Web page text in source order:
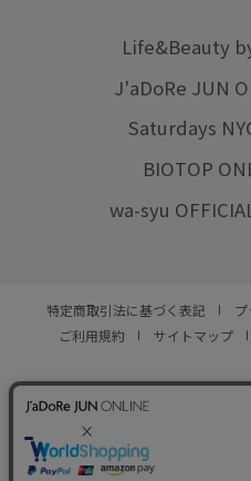
Life&Beauty
J'aDoRe JUN
Saturdays
BIOTOP
wa-syu
特定商取引法に基づく表記
ご利用規約
サイトマップ
© JUN CO.,LTD. ALL